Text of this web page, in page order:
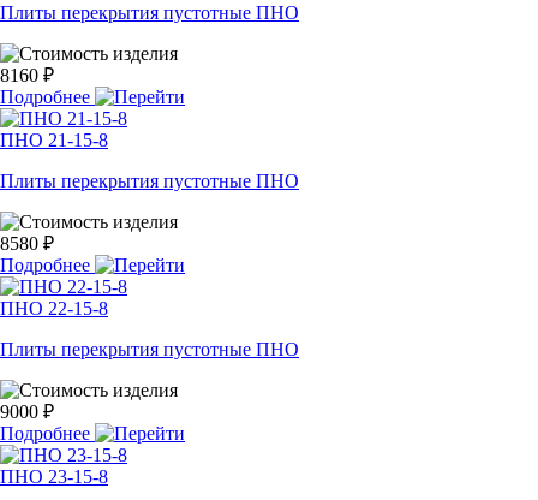
Плиты перекрытия пустотные ПНО
8160 ₽
Подробнее
ПНО 21-15-8
Плиты перекрытия пустотные ПНО
8580 ₽
Подробнее
ПНО 22-15-8
Плиты перекрытия пустотные ПНО
9000 ₽
Подробнее
ПНО 23-15-8